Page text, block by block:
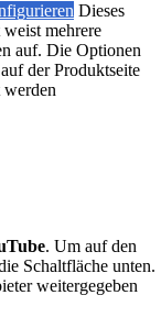
Dieses
mehrere
auf. Die Optionen
der Produktseite
werden
. Um auf den
Schaltfläche unten.
weitergegeben